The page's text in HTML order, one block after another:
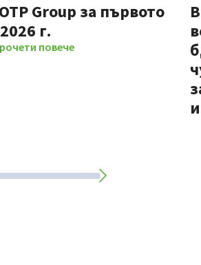
Group за първото
г.
повече